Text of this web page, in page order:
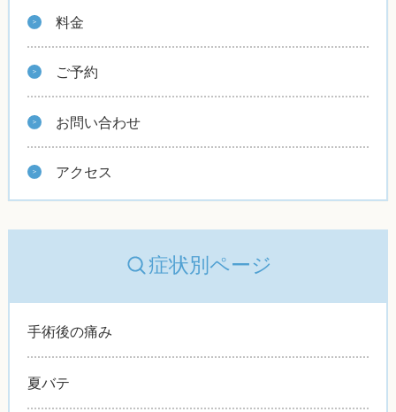
料金
ご予約
お問い合わせ
アクセス
症状別ページ
手術後の痛み
夏バテ